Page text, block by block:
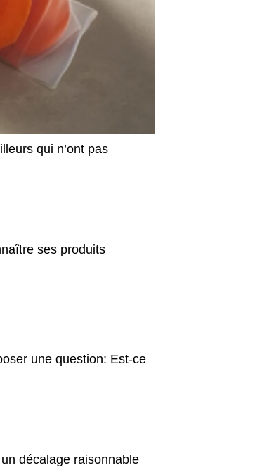
qui n’ont pas
ses produits
une question: Est-ce
décalage raisonnable